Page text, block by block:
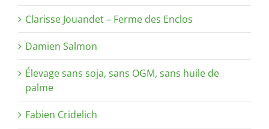
Clarisse Jouandet – Ferme des Enclos
Damien Salmon
Élevage sans soja, sans OGM, sans huile de
palme
Fabien Cridelich